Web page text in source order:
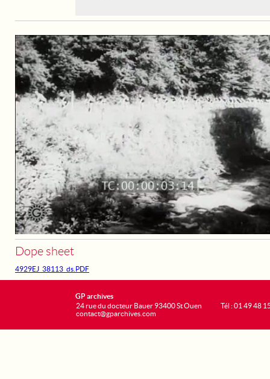
Dope sheet
4929EJ_38113_ds.PDF
GP archives
24 rue du docteur Bauer 93400 St Ouen
contact@gparchives.com
Tél : 01 49 48